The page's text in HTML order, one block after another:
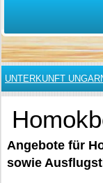
UNTERKUNFT
Angebote für
sowie